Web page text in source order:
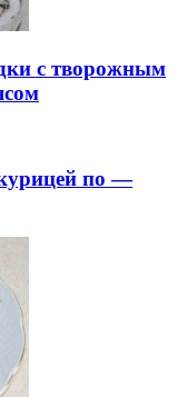
с творожным
по —